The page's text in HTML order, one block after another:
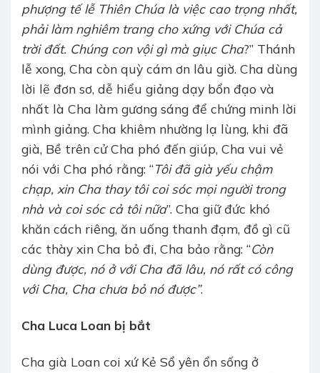
phượng tế lễ Thiên Chúa là việc cao trọng nhất,
phải làm nghiêm trang cho xứng với Chúa cả
trời đất. Chúng con vội gì mà giục Cha?” Thánh
lễ xong, Cha còn quỳ cám ơn lâu giờ. Cha dùng
lời lẽ đơn sơ, dễ hiểu giảng dạy bổn đạo và
nhất là Cha làm gương sáng để chứng minh lời
mình giảng. Cha khiêm nhường lạ lùng, khi đã
già, Bề trên cử Cha phó đến giúp, Cha vui vẻ
nói với Cha phó rằng: “Tôi đã già yếu chậm
chạp, xin Cha thay tôi coi sóc mọi người trong
nhà và coi sóc cả tôi nữa”. Cha giữ đức khó
khăn cách riêng, ăn uống thanh đạm, đồ gì cũ
các thày xin Cha bỏ đi, Cha bảo rằng: “Còn
dùng được, nó ở với Cha đã lâu, nó rất có công
với Cha, Cha chưa bỏ nó được”.
Cha Luca Loan bị bắt
Cha già Loan coi xứ Kẻ Sổ yên ổn sống ở